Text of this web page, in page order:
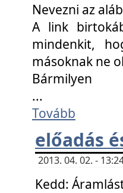
Nevezni az
A link
mindenkit,
másoknak ne
Bármilyen
...
Tovább
előadás
2013. 04. 02. -
Kedd: